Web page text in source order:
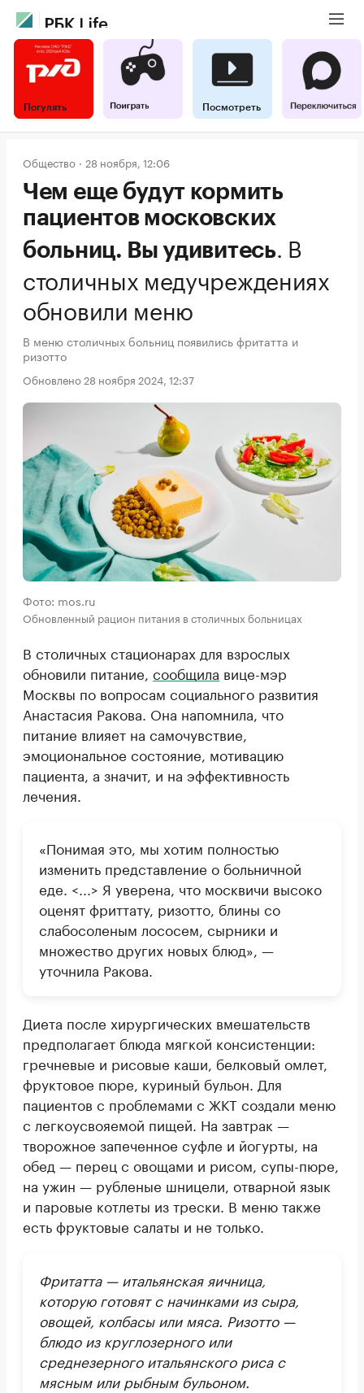
Погулять Посмотреть
Общество 28 ноября, 12:06
Чем еще будут кормить
пациентов московских
больниц. Вы удивитесь. В
столичных медучреждениях
обновили меню
В меню столичных больниц появились фритатта и
ризотто
Обновлено 28 ноября 2024, 12:37
Фото: mos.ru
Обновленный рацион питания в столичных больницах
В столичных стационарах для взрослых
обновили питание, сообщила вице-мэр
Москвы по вопросам социального развития
Анастасия Ракова. Она напомнила, что
питание влияет на самочувствие,
эмоциональное состояние, мотивацию
пациента, а значит, и на эффективность
лечения.
«Понимая это, мы хотим полностью
изменить представление о больничной
еде. <...> Я уверена, что москвичи высоко
оценят фриттату, ризотто, блины со
слабосоленым лососем, сырники и
множество других новых блюд», —
уточнила Ракова.
Диета после хирургических вмешательств
предполагает блюда мягкой консистенции:
гречневые и рисовые каши, белковый омлет,
фруктовое пюре, куриный бульон. Для
пациентов с проблемами с ЖКТ создали меню
с легкоусвояемой пищей. На завтрак —
творожное запеченное суфле и йогурты, на
обед — перец с овощами и рисом, супы-пюре,
на ужин — рубленые шницели, отварной язык
и паровые котлеты из трески. В меню также
есть фруктовые салаты и не только.
Фритатта — итальянская яичница,
которую готовят с начинками из сыра,
овощей, колбасы или мяса. Ризотто —
блюдо из круглозерного или
среднезерного итальянского риса с
мясным или рыбным бульоном.